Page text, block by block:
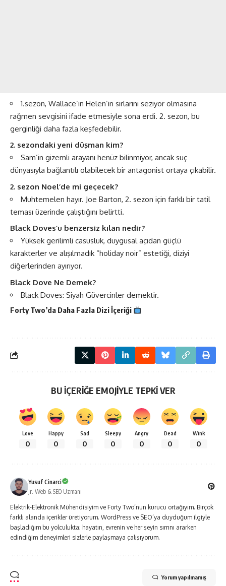
1.sezon, Wallace’ın Helen’in sırlarını seziyor olmasına
rağmen sevgisini ifade etmesiyle sona erdi. 2. sezon, bu
gerginliği daha fazla keşfedebilir​​.
2. sezondaki yeni düşman kim?
Sam’in gizemli arayanı henüz bilinmiyor, ancak suç
dünyasıyla bağlantılı olabilecek bir antagonist ortaya çıkabilir​​.
2. sezon Noel’de mi geçecek?
Muhtemelen hayır. Joe Barton, 2. sezon için farklı bir tatil
teması üzerinde çalıştığını belirtti​​.
Black Doves’u benzersiz kılan nedir?
Yüksek gerilimli casusluk, duygusal açıdan güçlü
karakterler ve alışılmadık “holiday noir” estetiği, diziyi
diğerlerinden ayırıyor.
Black Dove Ne Demek?
Black Doves: Siyah Güvercinler demektir.
Forty Two’da Daha Fazla Diziİçeriği
BU İÇERİĞE EMOJİYLE TEPKİ VER
Love
0
Happy
0
Sad
0
Sleepy
0
Angry
0
Dead
0
Wink
0
Yusuf Cinarci
Jr. Web & SEO Uzmanı
Elektrik-Elektronik Mühendisiyim ve Forty Two’nun kurucu ortağıyım. Birçok
farklı alanda içerikler üretiyorum. WordPress ve SEO’ya duyduğum ilgiyle
başladığım bu yolculukta; hayatın, evrenin ve her şeyin sırrını ararken
edindiğim deneyimleri sizlerle paylaşmaya çalışıyorum.
Yorum yapılmamış